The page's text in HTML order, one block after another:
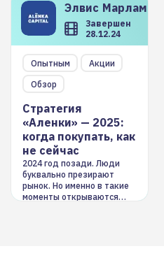
Элвис Марламов
Завершен
28.12.24
Опытным
Акции
Обзор
Стратегия
«Аленки» — 2025:
когда покупать, как
не сейчас
2024 год позади. Люди
буквально презирают
рынок. Но именно в такие
моменты открываются